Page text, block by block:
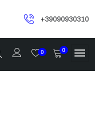
+39090930310
0 0